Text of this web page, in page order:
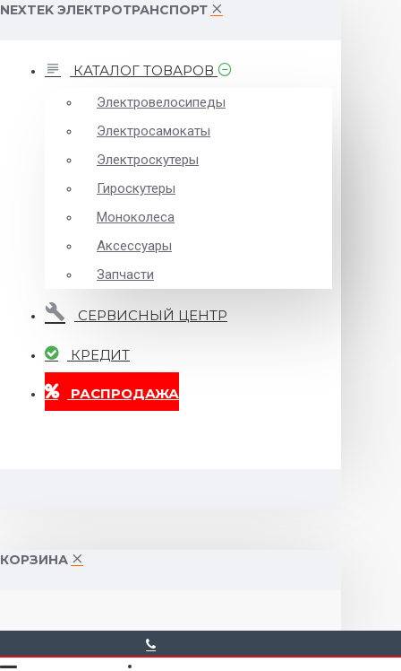
NEXTEK ЭЛЕКТРОТРАНСПОРТ
КАТАЛОГ ТОВАРОВ
Электровелосипеды
Электросамокаты
Электроскутеры
Гироскутеры
Моноколеса
Аксессуары
Запчасти
СЕРВИСНЫЙ ЦЕНТР
КРЕДИТ
РАСПРОДАЖА
КОРЗИНА